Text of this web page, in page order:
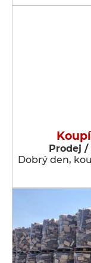
Prodej
Dobrý den,